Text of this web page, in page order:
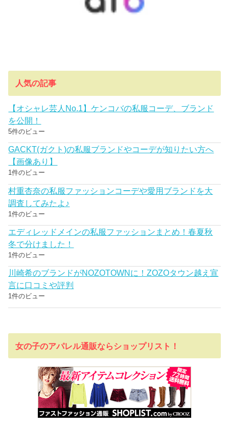
人気の記事
【オシャレ芸人No.1】ケンコバの私服コーデ、ブランド
を公開！
5件のビュー
GACKT(ガクト)の私服ブランドやコーデが知りたい方へ
【画像あり】
1件のビュー
村重杏奈の私服ファッションコーデや愛用ブランドを大
調査してみたよ♪
1件のビュー
エディレッドメインの私服ファッションまとめ！春夏秋
冬で分けました！
1件のビュー
川崎希のブランドがNOZOTOWNに！ZOZOタウン越え宣
言に口コミや評判
1件のビュー
女の子のアパレル通販ならショップリスト！